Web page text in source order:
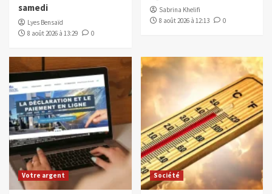
samedi
Lyes Bensaïd
8 août 2026 à 13:29
0
Sabrina Khelifi
8 août 2026 à 12:13
0
Votre argent Société